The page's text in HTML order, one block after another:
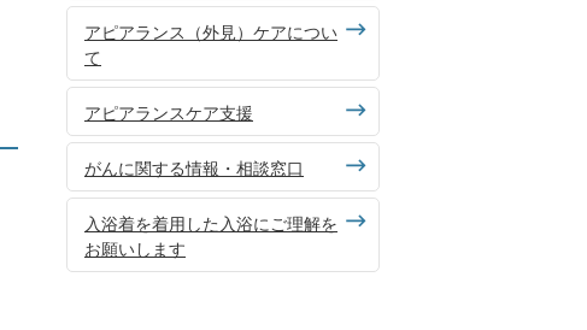
アピアランス（外見）ケアについ
て
アピアランスケア支援
がんに関する情報・相談窓口
入浴着を着用した入浴にご理解を
お願いします